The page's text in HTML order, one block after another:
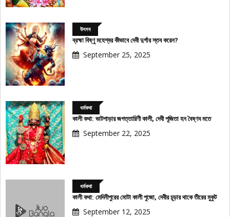
উৎসব
ব্রহ্মা বিষ্ণু মহেশ্বর কীভাবে দেবী দুর্গার স্তব করেন?
September 25, 2025
ধর্মকথা
কালী কথা: ভাটপাড়ার জগত্তারিণী কালী, দেবী পূজিতা হন বৈষ্ণব মতে
September 22, 2025
ধর্মকথা
কালী কথা: মেদিনীপুরের মোটা কালী পুজো, দেবীর চূড়ার থাকে তীরের মুকুট
September 12, 2025